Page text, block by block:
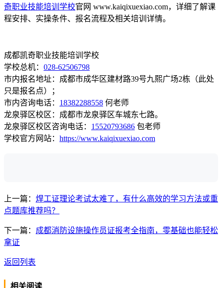
奇职业技能培训学校官网 www.kaiqixuexiao.com，详细了解课
程安排、实操条件、报名流程及相关培训详情。
成都凯奇职业技能培训学校
学校总机： 028-62506798
市内报名地址：成都市成华区建材路39号九熙广场2栋（此处
只是报名点）；
市内咨询电话： 18382288558 何老师
龙泉驿区校区：成都市龙泉驿区车城东七路。
龙泉驿区校区咨询电话： 15520793686 包老师
学校官方网站： https://www.kaiqixuexiao.com
上一篇： 焊工证理论考试太难了，有什么高效的学习方法或重
点题库推荐吗？
下一篇： 成都消防设施操作员证报考全指南，零基础也能轻松
拿证
返回列表
相关阅读